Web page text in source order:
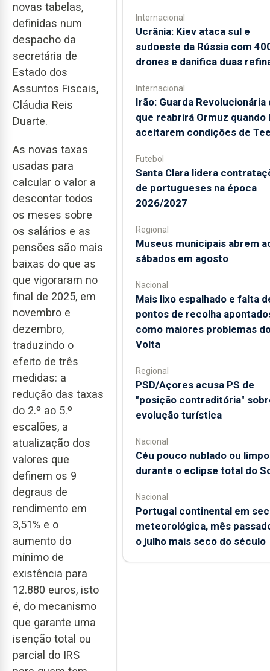
novas tabelas,
definidas num
despacho da
secretária de
Estado dos
Assuntos Fiscais,
Cláudia Reis
Duarte.
As novas taxas
usadas para
calcular o valor a
descontar todos
os meses sobre
os salários e as
pensões são mais
baixas do que as
que vigoraram no
final de 2025, em
novembro e
dezembro,
traduzindo o
efeito de três
medidas: a
redução das taxas
do 2.º ao 5.º
escalões, a
atualização dos
valores que
definem os 9
degraus de
rendimento em
3,51% e o
aumento do
mínimo de
existência para
12.880 euros, isto
é, do mecanismo
que garante uma
isenção total ou
parcial do IRS
Internacional
Ucrânia: Kiev ataca sul e
sudoeste da Rússia com
drones e danifica duas
Internacional
Irão: Guarda Revolucionária
que reabrirá Ormuz quando
aceitarem condições de
Futebol
Santa Clara lidera
de portugueses na época
2026/2027
Regional
Museus municipais abrem
sábados em agosto
Nacional
Mais lixo espalhado e falta
pontos de recolha
como maiores problemas
Volta
Regional
PSD/Açores acusa PS de
"posição contraditória"
evolução turística
Nacional
Céu pouco nublado ou limpo
durante o eclipse total do
Nacional
Portugal continental em
meteorológica, mês
o julho mais seco do século